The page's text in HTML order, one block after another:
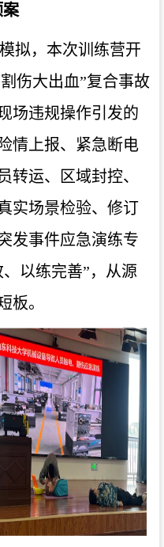
案
拟，本次训练营开
伤大出血”复合事故
场违规操作引发的
情上报、紧急断电
转运、区域封控、
实场景检验、修订
发事件应急演练专
以练完善”，从源
板。